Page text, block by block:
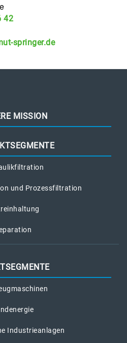
42
springer.de
MISSION
und Prozessfiltration
Industrieanlagen